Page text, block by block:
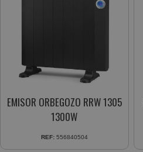
EMISOR ORBEGOZO RRW 1305
1300W
REF: 556840504